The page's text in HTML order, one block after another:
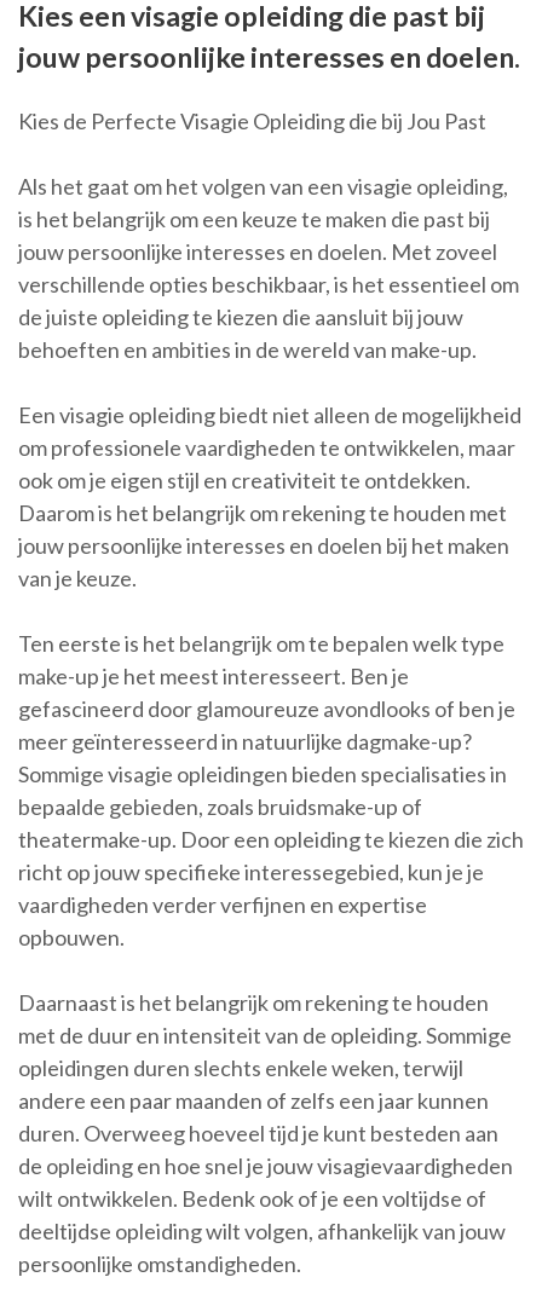
Kies een visagie opleiding die past bij
jouw persoonlijke interesses en doelen.
Kies de Perfecte Visagie Opleiding die bij Jou Past
Als het gaat om het volgen van een visagie opleiding,
is het belangrijk om een keuze te maken die past bij
jouw persoonlijke interesses en doelen. Met zoveel
verschillende opties beschikbaar, is het essentieel om
de juiste opleiding te kiezen die aansluit bij jouw
behoeften en ambities in de wereld van make-up.
Een visagie opleiding biedt niet alleen de mogelijkheid
om professionele vaardigheden te ontwikkelen, maar
ook om je eigen stijl en creativiteit te ontdekken.
Daarom is het belangrijk om rekening te houden met
jouw persoonlijke interesses en doelen bij het maken
van je keuze.
Ten eerste is het belangrijk om te bepalen welk type
make-up je het meest interesseert. Ben je
gefascineerd door glamoureuze avondlooks of ben je
meer geïnteresseerd in natuurlijke dagmake-up?
Sommige visagie opleidingen bieden specialisaties in
bepaalde gebieden, zoals bruidsmake-up of
theatermake-up. Door een opleiding te kiezen die zich
richt op jouw specifieke interessegebied, kun je je
vaardigheden verder verfijnen en expertise
opbouwen.
Daarnaast is het belangrijk om rekening te houden
met de duur en intensiteit van de opleiding. Sommige
opleidingen duren slechts enkele weken, terwijl
andere een paar maanden of zelfs een jaar kunnen
duren. Overweeg hoeveel tijd je kunt besteden aan
de opleiding en hoe snel je jouw visagievaardigheden
wilt ontwikkelen. Bedenk ook of je een voltijdse of
deeltijdse opleiding wilt volgen, afhankelijk van jouw
persoonlijke omstandigheden.